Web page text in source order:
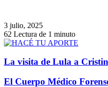
3 julio, 2025
62 Lectura de 1 minuto
La visita de Lula a
El Cuerpo Médico